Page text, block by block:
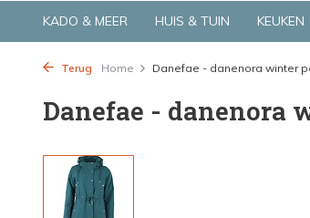
KADO & MEER HUIS & TUIN KEUKEN
Terug Home Danefae - danenora winter
Danefae - danenora